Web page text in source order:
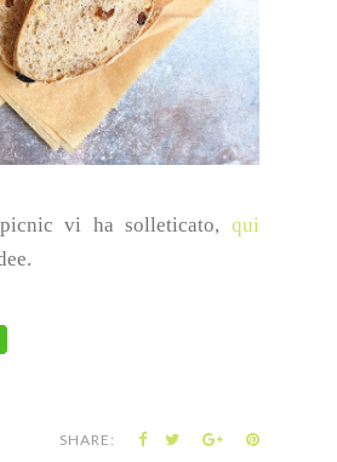
vi ha solleticato, qui
SHARE: